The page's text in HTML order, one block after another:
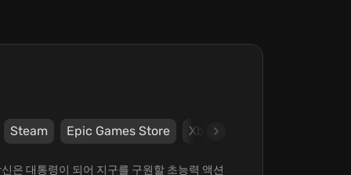
Steam Epic Games Store Xbox
은 대통령이 되어 지구를 구원할 초능력 액션